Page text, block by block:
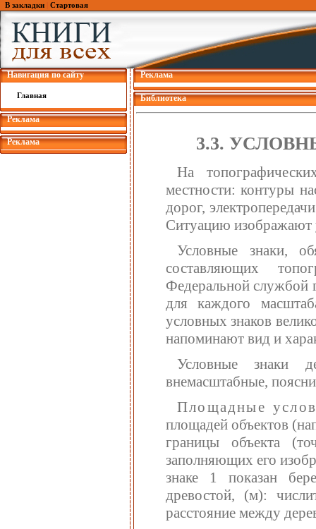
В закладки Стартовая
Навигация по сайту
Главная
Реклама
Реклама
Реклама
Библиотека
3.3.
На
местности: контуры
дорог,
Ситуацию изображают
Условные знаки,
составляющих
Федеральной службой
для каждого
условных знаков
напоминают вид и
Условные знаки
внемасштабные,
Площадные
площадей объектов
границы объекта
заполняющих его
знаке 1 показан
древостой, (м):
расстояние между